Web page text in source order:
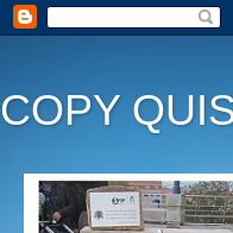
COPY